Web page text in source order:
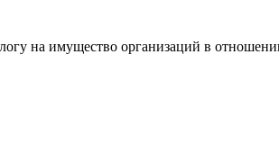
на имущество организаций в